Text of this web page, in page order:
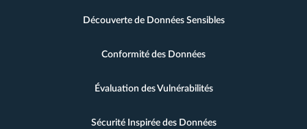
Découverte de Données Sensibles
Conformité des Données
Évaluation des Vulnérabilités
Sécurité Inspirée des Données